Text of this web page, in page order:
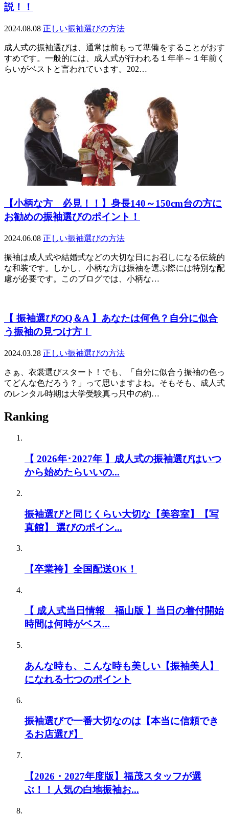
説！！
2024.08.08 正しい振袖選びの方法
成人式の振袖選びは、通常は前もって準備をすることがおす
すめです。一般的には、成人式が行われる１年半～１年前く
らいがベストと言われています。202…
【小柄な方 必見！！】身長140～150cm台の方に
お勧めの振袖選びのポイント！
2024.06.08 正しい振袖選びの方法
振袖は成人式や結婚式などの大切な日にお召しになる伝統的
な和装です。しかし、小柄な方は振袖を選ぶ際には特別な配
慮が必要です。このブログでは、小柄な…
【 振袖選びのQ＆A 】あなたは何色？自分に似合
う振袖の見つけ方！
2024.03.28 正しい振袖選びの方法
さぁ、衣裳選びスタート！でも、「自分に似合う振袖の色っ
てどんな色だろう？」って思いますよね。そもそも、成人式
のレンタル時期は大学受験真っ只中の約…
Ranking
【 2026年･2027年 】成人式の振袖選びはいつ
から始めたらいいの...
振袖選びと同じくらい大切な【美容室】【写
真館】 選びのポイン...
【卒業袴】全国配送OK！
【 成人式当日情報 福山版 】当日の着付開始
時間は何時がベス...
あんな時も、こんな時も美しい【振袖美人】
になれる七つのポイント
振袖選びで一番大切なのは【本当に信頼でき
るお店選び】
【2026・2027年度版】福茂スタッフが選
ぶ！！人気の白地振袖お...